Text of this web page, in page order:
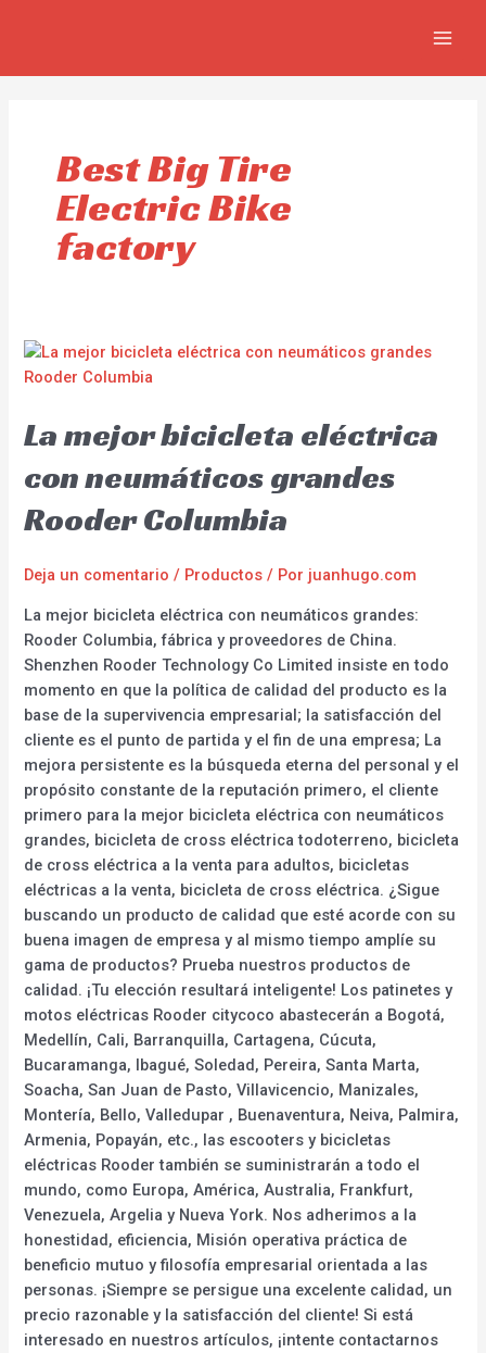
Best Big Tire
Electric Bike
factory
La mejor bicicleta eléctrica
con neumáticos grandes
Rooder Columbia
Deja un comentario / Productos / Por juanhugo.com
La mejor bicicleta eléctrica con neumáticos grandes:
Rooder Columbia, fábrica y proveedores de China.
Shenzhen Rooder Technology Co Limited insiste en todo
momento en que la política de calidad del producto es la
base de la supervivencia empresarial; la satisfacción del
cliente es el punto de partida y el fin de una empresa; La
mejora persistente es la búsqueda eterna del personal y el
propósito constante de la reputación primero, el cliente
primero para la mejor bicicleta eléctrica con neumáticos
grandes, bicicleta de cross eléctrica todoterreno, bicicleta
de cross eléctrica a la venta para adultos, bicicletas
eléctricas a la venta, bicicleta de cross eléctrica. ¿Sigue
buscando un producto de calidad que esté acorde con su
buena imagen de empresa y al mismo tiempo amplíe su
gama de productos? Prueba nuestros productos de
calidad. ¡Tu elección resultará inteligente! Los patinetes y
motos eléctricas Rooder citycoco abastecerán a Bogotá,
Medellín, Cali, Barranquilla, Cartagena, Cúcuta,
Bucaramanga, Ibagué, Soledad, Pereira, Santa Marta,
Soacha, San Juan de Pasto, Villavicencio, Manizales,
Montería, Bello, Valledupar , Buenaventura, Neiva, Palmira,
Armenia, Popayán, etc., las escooters y bicicletas
eléctricas Rooder también se suministrarán a todo el
mundo, como Europa, América, Australia, Frankfurt,
Venezuela, Argelia y Nueva York. Nos adherimos a la
honestidad, eficiencia, Misión operativa práctica de
beneficio mutuo y filosofía empresarial orientada a las
personas. ¡Siempre se persigue una excelente calidad, un
precio razonable y la satisfacción del cliente! Si está
interesado en nuestros artículos, ¡intente contactarnos